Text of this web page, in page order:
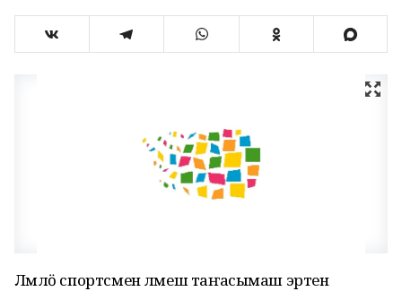
Лӱмлӧ спортсмен лӱмеш таҥасымаш эртен